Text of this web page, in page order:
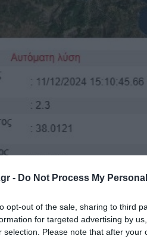
- Do Not Process My
opt-out of the sale, sharing to third
for targeted advertising by
selection. Please note that after